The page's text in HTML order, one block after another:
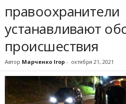
правоохранители
устанавливают
происшествия
Автор Марченко Ігор - октября 21, 2021